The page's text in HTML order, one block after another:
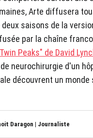
Arte diffusera
saisons de la
par la chaîne
Peaks" de David
neurochirurgie d'un
découvrent un monde
Daragon | Journaliste